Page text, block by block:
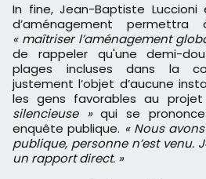
In fine, Jean-Baptiste
d’aménagement
« maîtriser l’aménagement
de rappeler qu'une demi-
plages incluses dans la
justement l’objet d’aucune
les gens favorables au
silencieuse »qui se prononce
enquête publique. « Nous
publique, personne n’est venu.
un rapport direct. »